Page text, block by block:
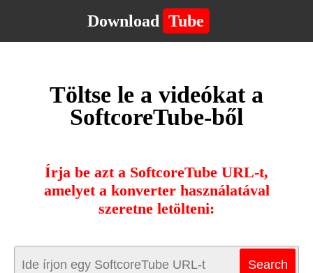
Download Tube
Töltse le a videókat a
SoftcoreTube-ből
Írja be azt a SoftcoreTube URL-t,
amelyet a konverter használatával
szeretne letölteni: